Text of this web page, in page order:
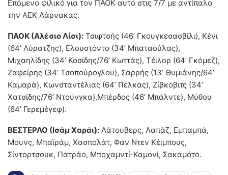
Επόμενο φιλικό για τον ΠΑΟΚ αυτό στις 7/7 με αντίπαλο
την ΑΕΚ Λάρνακας.
ΠΑΟΚ (Αλέσιο Λίσι): Τσιφτσής (46’ Γκουγκεσασβίλι), Κένι
(64’ Λύρατζης), Ελουστόντο (34’ Μπαταούλας),
Μιχαηλίδης (34’ Κοσίδης/76’ Κωττάς), Τέιλορ (64’ Γκόμεζ),
Ζαφείρης (34’ Τσοπούρογλου), Σαρρής (13’ Θυμιάνης/64’
Καμαρά), Κωνσταντέλιας (64’ Πέλκας), Ζίβκοβιτς (34’
Χατσίδης/76’ Ντούνγκα),Μπέρδος (46’ Μπάλντε), Μύθου
(64’ Γερεμέγεφ).
ΒΕΣΤΕΡΛΟ (Ισάμ Χαράι): Λάτουβερς, Λαπάζ, Εμπαμπά,
Μουνς, Μπαϊράμ, Χασπολάτ, Φαν Ντεν Κέιμπους,
Σίντορτσουκ, Πατράο, Μποχαμντί-Καμονί, Σακαμότο.